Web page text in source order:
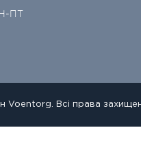
ПТ
Voentorg. Всі права